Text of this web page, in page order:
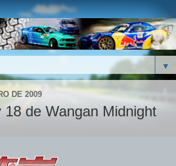
▼
DE 2009
18 de Wangan Midnight